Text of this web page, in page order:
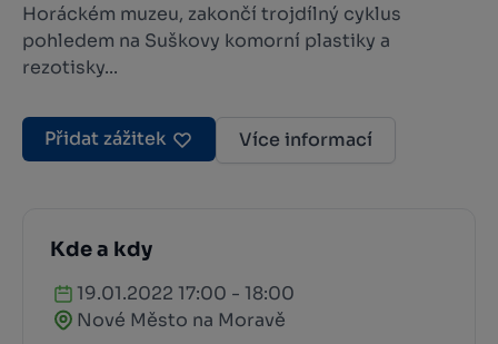
Horáckém muzeu, zakončí trojdílný cyklus
pohledem na Suškovy komorní plastiky a
rezotisky...
Přidat zážitek Více informací
Kde a kdy
19.01.2022 17:00 - 18:00
Nové Město na Moravě